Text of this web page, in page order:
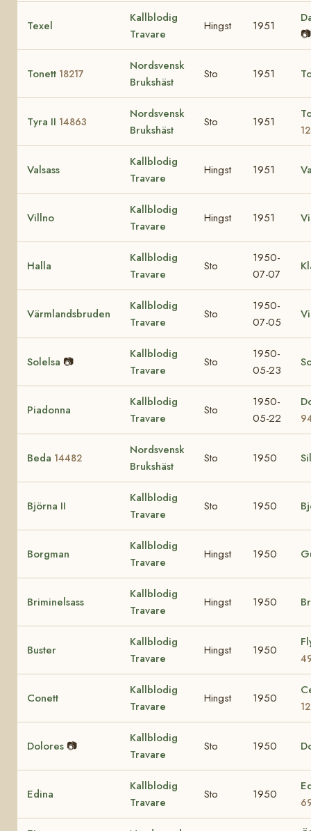
Texel
Kallblodig
Travare
Hingst 1951
📷
Tonett 18217
Nordsvensk
Brukshäst
Sto 1951
Tyra II 14863
Nordsvensk
Brukshäst
Sto 1951
Valsass
Kallblodig
Travare
Hingst 1951
Villno
Kallblodig
Travare
Hingst 1951
Halla
Kallblodig
Travare
Sto
1950-
07-07
Värmlandsbruden
Kallblodig
Travare
Sto
1950-
07-05
Solelsa 📷
Kallblodig
Travare
Sto
1950-
05-23
Piadonna
Kallblodig
Travare
Sto
1950-
05-22
Beda 14482
Nordsvensk
Brukshäst
Sto 1950
Björna II
Kallblodig
Travare
Sto 1950
Borgman
Kallblodig
Travare
Hingst 1950
Briminelsass
Kallblodig
Travare
Hingst 1950
Buster
Kallblodig
Travare
Hingst 1950
Conett
Kallblodig
Travare
Hingst 1950
Dolores 📷
Kallblodig
Travare
Sto 1950
Edina
Kallblodig
Travare
Sto 1950